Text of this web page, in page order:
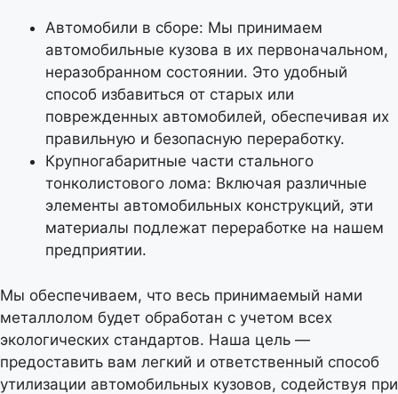
Автомобили в сборе: Мы принимаем
автомобильные кузова в их первоначальном,
неразобранном состоянии. Это удобный
способ избавиться от старых или
поврежденных автомобилей, обеспечивая их
правильную и безопасную переработку.
Крупногабаритные части стального
тонколистового лома: Включая различные
элементы автомобильных конструкций, эти
материалы подлежат переработке на нашем
предприятии.
Мы обеспечиваем, что весь принимаемый нами
металлолом будет обработан с учетом всех
экологических стандартов. Наша цель —
предоставить вам легкий и ответственный способ
утилизации автомобильных кузовов, содействуя при